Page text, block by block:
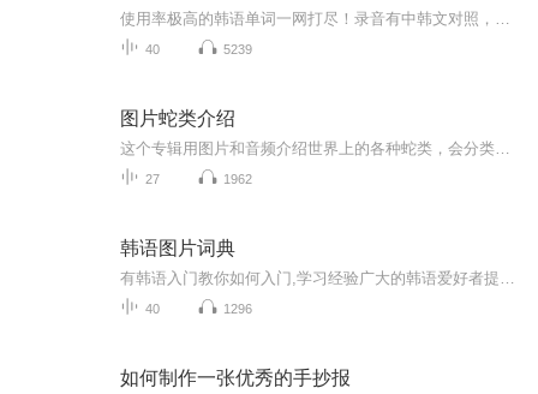
40 5239
图片蛇类介绍
27 1962
韩语图片词典
40 1296
如何制作一张优秀的手抄报